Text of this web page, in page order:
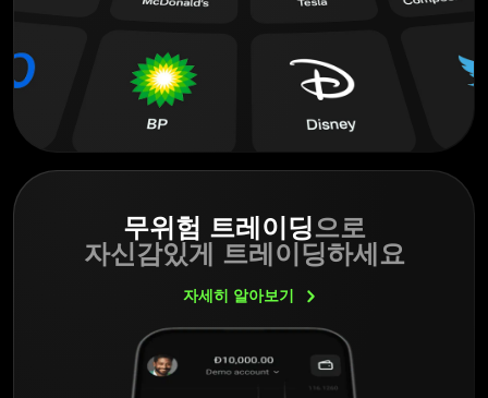
무위험 트레이딩으로
자신감있게 트레이딩하세요
자세히 알아보기